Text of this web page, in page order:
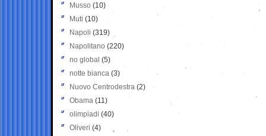
Musso (10)
Muti (10)
Napoli (319)
Napolitano (220)
no global (5)
notte bianca (3)
Nuovo Centrodestra (2)
Obama (11)
olimpiadi (40)
Oliveri (4)